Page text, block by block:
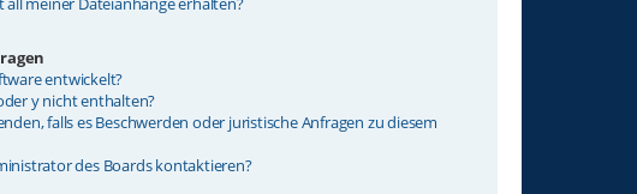
entwickelt?
y nicht enthalten?
falls es Beschwerden oder juristische Anfragen zu diesem
des Boards kontaktieren?